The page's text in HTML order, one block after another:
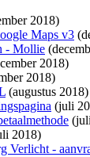
2018)
Maps v3
- Mollie
2018)
2018)
(augustus 2018)
(juli
2018)
Verlicht -